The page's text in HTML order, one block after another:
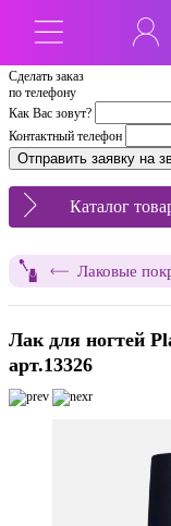
Сделать заказ
по телефону
Как Вас зовут?
Контактный телефон
Каталог
Лаковые
Лак для ногтей
арт.13326